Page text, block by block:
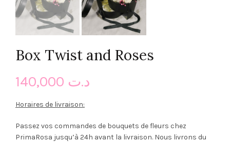
Box Twist and Roses
د.ت
Horaires de livraison:
Passez vos commandes de bouquets de fleurs chez
PrimaRosa jusqu’à 24h avant la livraison. Nous livrons du